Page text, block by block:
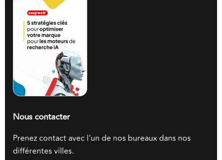
Nous contacter
Prenez contact avec l'un de nos bureaux dans nos
différentes villes.